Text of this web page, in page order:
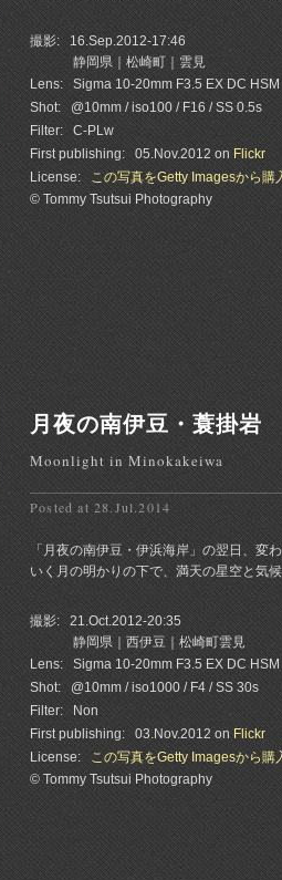
撮影:
16.Sep.2012-17:46
静岡県｜松崎町｜雲見
Lens:
Sigma 10-20mm F3.5 EX DC HSM
Shot:
@10mm / iso100 / F16 / SS 0.5s
Filter:
C-PLw
First publishing:
05.Nov.2012 on Flickr
License:
この写真をGetty Imagesから購
© Tommy Tsutsui Photography
月夜の南伊豆・蓑掛岩
Moonlight in Minokakeiwa
Posted at 28.Jul.2014
「月夜の南伊豆・伊浜海岸」の翌日、変
いく月の明かりの下で、満天の星空と気
撮影:
21.Oct.2012-20:35
静岡県｜西伊豆｜松崎町雲見
Lens:
Sigma 10-20mm F3.5 EX DC HSM
Shot:
@10mm / iso1000 / F4 / SS 30s
Filter:
Non
First publishing:
03.Nov.2012 on Flickr
License:
この写真をGetty Imagesから購
© Tommy Tsutsui Photography